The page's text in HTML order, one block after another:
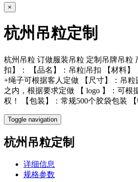
×
杭州吊粒定制
杭州吊粒 订做服装吊粒 定制吊牌吊粒
扣】： 【品名】：吊粒|吊扣 【材料】
+绳子可根据客人定做 【尺寸】：吊粒
之内，根据要求定做 【 logo 】：可根
权！ 【包装】：常规500个胶袋包装
Toggle navigation
杭州吊粒定制
详细信息
规格参数